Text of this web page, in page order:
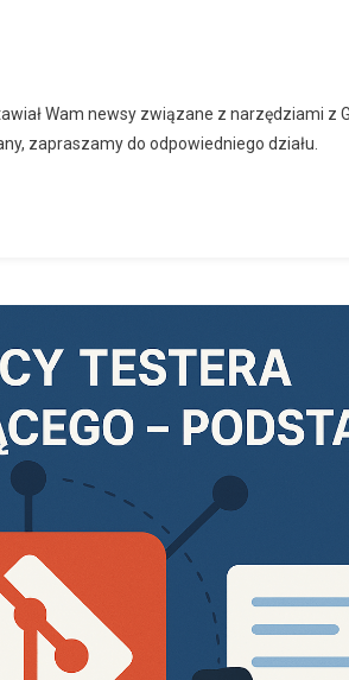
Wam newsy związane z narzędziami z
zapraszamy do odpowiedniego działu.